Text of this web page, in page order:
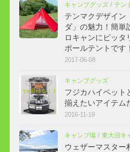
キャンプグッズ / テン
テンマクデザイン
ダ」の魅力！簡単
ロキャンにピッタ
ポールテントです！
2017-06-08
キャンプグッズ
フジカハイペット
揃えたいアイテム
2016-11-19
キャンプ場 / 東大沼キ
ウェザーマスター